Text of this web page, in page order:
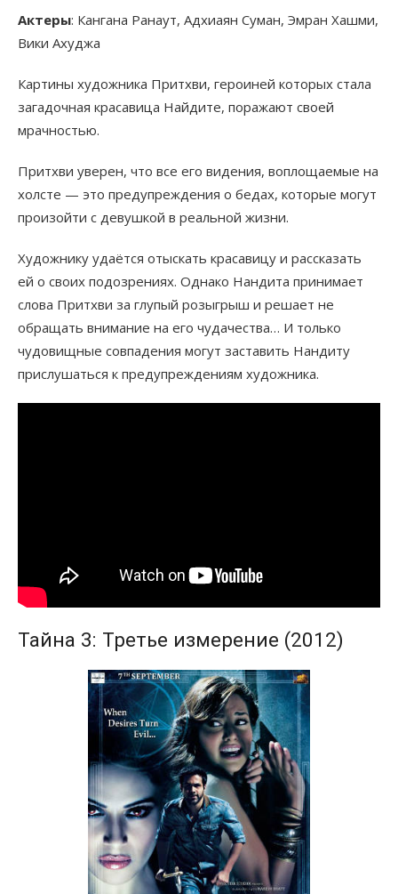
Актеры: Кангана Ранаут, Адхиаян Суман, Эмран Хашми,
Вики Ахуджа
Картины художника Притхви, героиней которых стала
загадочная красавица Найдите, поражают своей
мрачностью.
Притхви уверен, что все его видения, воплощаемые на
холсте — это предупреждения о бедах, которые могут
произойти с девушкой в реальной жизни.
Художнику удаётся отыскать красавицу и рассказать
ей о своих подозрениях. Однако Нандита принимает
слова Притхви за глупый розыгрыш и решает не
обращать внимание на его чудачества… И только
чудовищные совпадения могут заставить Нандиту
прислушаться к предупреждениям художника.
Тайна 3: Третье измерение (2012)